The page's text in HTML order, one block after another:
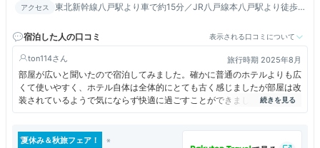
アクセス
東北新幹線八戸駅より車で約15分／JR八戸線本八戸駅より徒歩8
宿泊した人の口コミ
表示される口コミについて
ton114 旅行時期 2025年8月
部屋が広いと聞いたので宿泊してみました。確かに普通のホテルよりも広
くて使いやすく、ホテル自体は全体的にとても古く感じましたが部屋は改
装されているようで気にならず快適に過ごすことができました。ただチェ
ックイン時のスタッフの感じはあまりよくないし、フロント前のアメニテ
ちょっと頑張ってほしいなと感じました。
夏休み＆秋旅フェア！